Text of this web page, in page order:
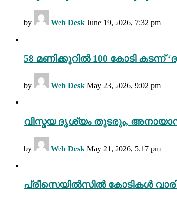
by Web Desk June 19, 2026, 7:32 pm
58 മണിക്കൂറിൽ 100 കോടി
by Web Desk May 23, 2026, 9:02 pm
വിസ്മയ ദൃശ്യം തുടരും,
by Web Desk May 21, 2026, 5:17 pm
പ്രീസെയിൽസിൽ കോടികൾ